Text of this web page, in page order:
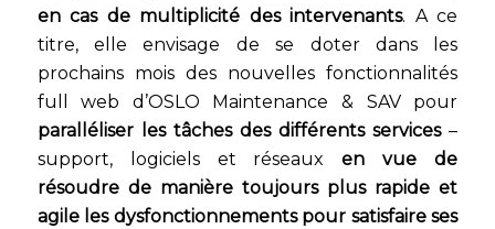
en cas de multiplicité des intervenants. A ce
titre, elle envisage de se doter dans les
prochains mois des nouvelles fonctionnalités
full web d’OSLO Maintenance & SAV pour
paralléliser les tâches des différents services–
support, logiciels et réseauxen vue de
résoudre de manière toujours plus rapide et
agile les dysfonctionnements pour satisfaire ses